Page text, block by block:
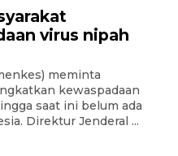
virus nipah
meminta
kewaspadaan
saat ini belum ada
Direktur Jenderal ...